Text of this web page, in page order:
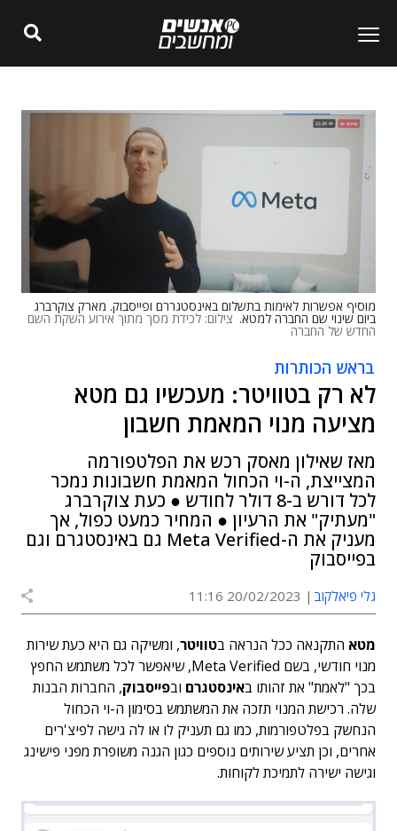
מוסיף אפשרות לאימות בתשלום באינסטגררם ופייסבוק. מארק צוקרברג
ביום שינוי שם החברה למטא. צילום: לכידת מסך מתוך אירוע השקת השם
החדש של החברה
בראש הכותרות
לא רק בטוויטר: מעכשיו גם מטא
מציעה מנוי המאמת חשבון
מאז שאילון מאסק רכש את הפלטפורמה
המצייצת, ה-וי הכחול המאמת חשבונות נמכר
לכל דורש ב-8 דולר לחודש ● כעת צוקרברג
"מעתיק" את הרעיון ● המחיר כמעט כפול, אך
מעניק את ה-Meta Verified גם באינסטגרם וגם
בפייסבוק
גלי פיאלקוב 20/02/2023 11:16
מטא התקנאה ככל הנראה בטוויטר, ומשיקה גם היא כעת שירות
מנוי חודשי, בשם Meta Verified, שיאפשר לכל משתמש החפץ
בכך "לאמת" את זהותו באינסטגרם ובפייסבוק, החברות הבנות
שלה. רכישת המנוי תזכה את המשתמש בסימון ה-וי הכחול
הנחשק בפלטפורמות, כמו גם תעניק לו או לה גישה לפיצ'רים
אחרים, וכן תציע שירותים נוספים כגון הגנה משופרת מפני פישינג
וגישה ישירה לתמיכת לקוחות.